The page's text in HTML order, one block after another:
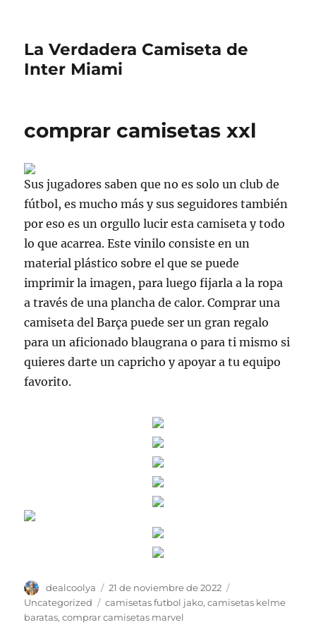
La Verdadera Camiseta de
Inter Miami
comprar camisetas xxl
Sus jugadores saben que no es solo un club de
fútbol, es mucho más y sus seguidores también
por eso es un orgullo lucir esta camiseta y todo
lo que acarrea. Este vinilo consiste en un
material plástico sobre el que se puede
imprimir la imagen, para luego fijarla a la ropa
a través de una plancha de calor. Comprar una
camiseta del Barça puede ser un gran regalo
para un aficionado blaugrana o para ti mismo si
quieres darte un capricho y apoyar a tu equipo
favorito.
Autor
dealcoolya
Publicado
el
21 de noviembre de 2022
Uncategorized
Etiquetas
camisetas futbol jako,camisetas kelme
baratas,comprar camisetas marvel